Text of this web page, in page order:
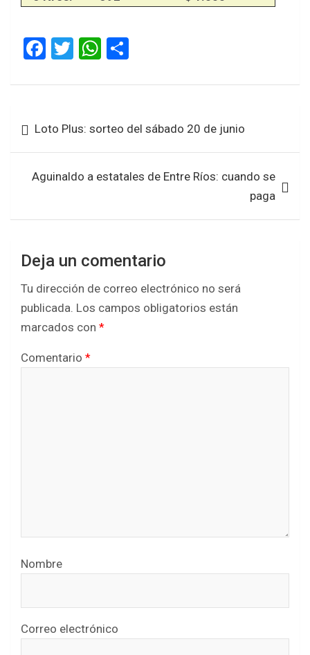
F
ce
o
o
k
T
tt
W
at
A
p
p
ar
de
entradas
Loto Plus: sorteo del sábado 20 de junio
Aguinaldo a estatales de Entre Ríos: cuando se
paga
Deja un comentario
Tu dirección de correo electrónico no será
publicada. Los campos obligatorios están
marcados con *
Comentario *
Nombre
Correo electrónico